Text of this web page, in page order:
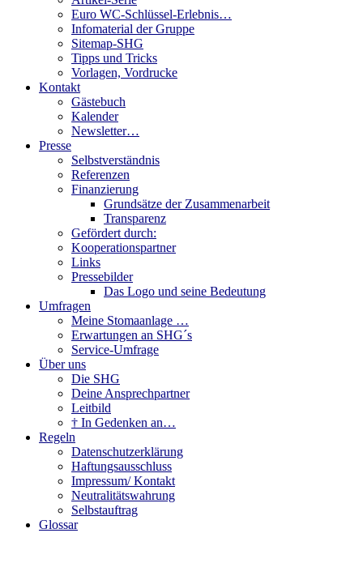
Euro WC-Schlüssel-Erlebnis…
Infomaterial der Gruppe
Sitemap-SHG
Tipps und Tricks
Vorlagen, Vordrucke
Kontakt
Gästebuch
Kalender
Newsletter…
Presse
Selbstverständnis
Referenzen
Finanzierung
Grundsätze der Zusammenarbeit
Transparenz
Gefördert durch:
Kooperationspartner
Links
Pressebilder
Das Logo und seine Bedeutung
Umfragen
Meine Stomaanlage …
Erwartungen an SHG´s
Service-Umfrage
Über uns
Die SHG
Deine Ansprechpartner
Leitbild
† In Gedenken an…
Regeln
Datenschutzerklärung
Haftungsausschluss
Impressum/ Kontakt
Neutralitätswahrung
Selbstauftrag
Glossar